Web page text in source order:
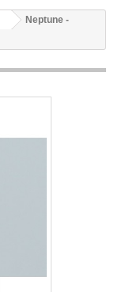
Neptune -